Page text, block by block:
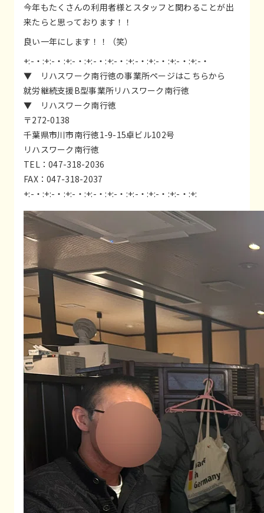
今年もたくさんの利用者様とスタッフと関わることが出
来たらと思っております！！
良い一年にします！！（笑）
+:-・:+:-・:+:-・:+:-・:+:-・:+:-・:+:-・:+:-・:+:-・
▼ リハスワーク南行徳の事業所ページはこちらから
就労継続支援B型事業所リハスワーク南行徳
▼ リハスワーク南行徳
〒272-0138
千葉県市川市南行徳1-9-15卓ビル102号
リハスワーク南行徳
TEL：047-318-2036
FAX：047-318-2037
+:-・:+:-・:+:-・:+:-・:+:-・:+:-・:+:-・:+:-・:+: